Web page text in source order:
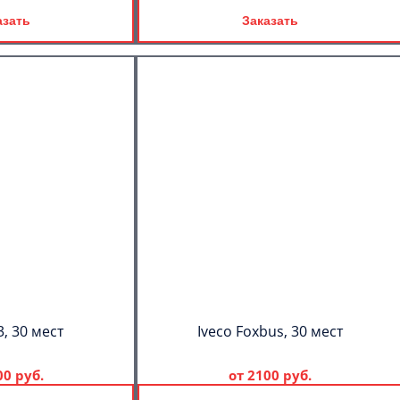
Заказать
30 мест
руб.
Iveco Foxbus, 30 мест
от 2100 руб.